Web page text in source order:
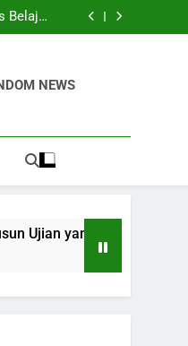
Belajar
Efektif
Belajar
Efektif
NEWS
yang Jelas dan Efektif